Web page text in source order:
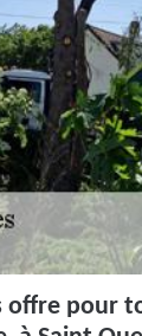
offre pour